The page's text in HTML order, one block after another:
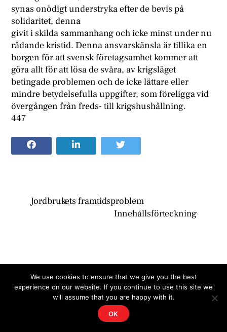
synas onödigt understryka efter de bevis på
solidaritet, denna
givit i skilda sammanhang och icke minst under nu
rådande kristid. Denna ansvarskänsla är tillika en
borgen för att svensk företagsamhet kommer att
göra allt för att lösa de svåra, av krigsläget
betingade problemen och de icke lättare eller
mindre betydelsefulla uppgifter, som föreligga vid
övergången från freds- till krigshushållning.
447
Jordbrukets framtidsproblem
Innehållsförteckning
We use cookies to ensure that we give you the best
experience on our website. If you continue to use this site we
will assume that you are happy with it.
OK